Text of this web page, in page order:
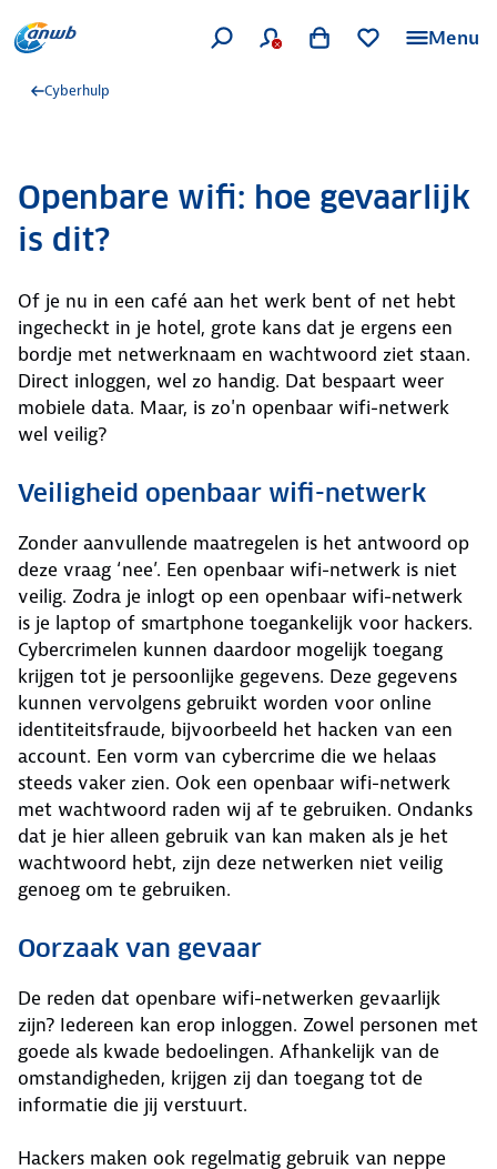
Menu
Cyberhulp
Openbare wifi: hoe gevaarlijk
is dit?
Of je nu in een café aan het werk bent of net hebt
ingecheckt in je hotel, grote kans dat je ergens een
bordje met netwerknaam en wachtwoord ziet staan.
Direct inloggen, wel zo handig. Dat bespaart weer
mobiele data. Maar, is zo'n openbaar wifi-netwerk
wel veilig?
Veiligheid openbaar wifi-netwerk
Zonder aanvullende maatregelen is het antwoord op
deze vraag ‘nee’. Een openbaar wifi-netwerk is niet
veilig. Zodra je inlogt op een openbaar wifi-netwerk
is je laptop of smartphone toegankelijk voor hackers.
Cybercrimelen kunnen daardoor mogelijk toegang
krijgen tot je persoonlijke gegevens. Deze gegevens
kunnen vervolgens gebruikt worden voor online
identiteitsfraude, bijvoorbeeld het hacken van een
account. Een vorm van cybercrime die we helaas
steeds vaker zien. Ook een openbaar wifi-netwerk
met wachtwoord raden wij af te gebruiken. Ondanks
dat je hier alleen gebruik van kan maken als je het
wachtwoord hebt, zijn deze netwerken niet veilig
genoeg om te gebruiken.
Oorzaak van gevaar
De reden dat openbare wifi-netwerken gevaarlijk
zijn? Iedereen kan erop inloggen. Zowel personen met
goede als kwade bedoelingen. Afhankelijk van de
omstandigheden, krijgen zij dan toegang tot de
informatie die jij verstuurt.
Hackers maken ook regelmatig gebruik van neppe